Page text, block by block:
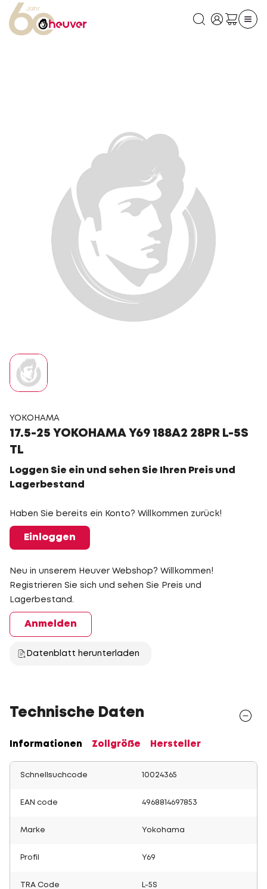
YOKOHAMA
17.5-25 YOKOHAMA Y69 188A2 28PR L-5S
TL
Loggen Sie ein und sehen Sie Ihren Preis und
Lagerbestand
Haben Sie bereits ein Konto? Willkommen zurück!
Einloggen
Neu in unserem Heuver Webshop? Willkommen!
Registrieren Sie sich und sehen Sie Preis und
Lagerbestand.
Anmelden
Datenblatt herunterladen
Technische Daten
Informationen Zollgröße Hersteller
Schnellsuchcode 10024365
EAN code 4968814697853
Marke Yokohama
Profil Y69
TRA Code L-5S